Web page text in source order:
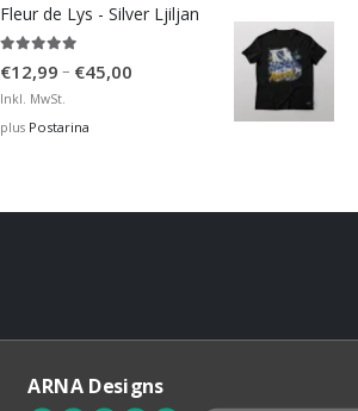
€36,00
Fleur de Lys - Silver Ljiljan
€12,99 – €45,00
Inkl. MwSt.
plus Postarina
ARNA Designs